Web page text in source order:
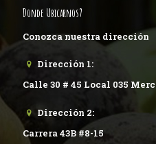
Donde Ubicarnos?
Conozca nuestra dirección
Dirección 1:
Calle 30 # 45 Local 035
Dirección 2:
Carrera 43B #8-15